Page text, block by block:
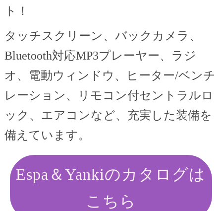
ト！
タッチスクリーン、バックカメラ、
Bluetooth対応MP3プレーヤー、ラジ
オ、電動ウィンドウ、ヒーター/ベンチ
レーション、リモコン付セントラルロ
ック、エアコンなど、充実した装備を
備えています。
Espa＆Yankiのカタログは
こちら